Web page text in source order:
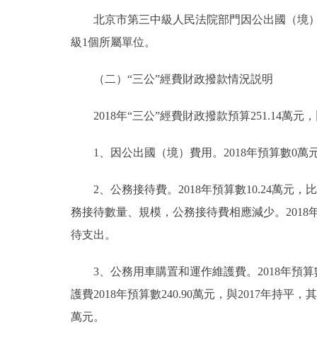
北京市第三中級人民法院部門因公出國（境）
級1個所屬單位。
（二）“三公”經費財政撥款情況説明
2018年“三公”經費財政撥款預算251.14萬元
1、因公出國（境）費用。2018年預算數0萬
2、公務接待費。2018年預算數10.24萬元，比
務接待數量、規模，公務接待費相應減少。
待支出。
3、公務用車購置和運作維護費。2018年預算
護費2018年預算數240.90萬元，與2017年持平，
萬元。